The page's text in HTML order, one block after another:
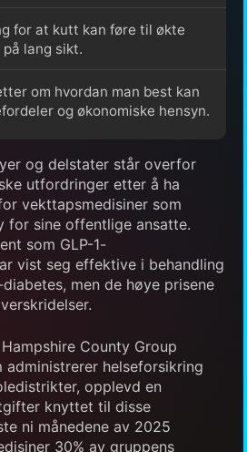
for at kutt kan føre til økte
lang sikt.
om hvordan man best kan
og økonomiske hensyn.
og delstater står overfor
utfordringer etter å ha
vekttapsmedisiner som
for sine offentlige ansatte.
som GLP-1-
vist seg effektive i behandling
men de høye prisene
County Group
administrerer helseforsikring
opplevd en
knyttet til disse
ni månedene av 2025
30% av gruppens